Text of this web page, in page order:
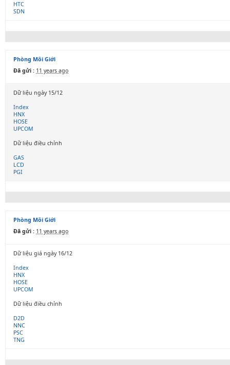
HTC
SDN
Phòng Môi Giới
Đã gửi : 11 years ago
Dữ liệu ngày 15/12
Index
HNX
HOSE
UPCOM
Dữ liệu điều chỉnh
GAS
LCD
PGI
Phòng Môi Giới
Đã gửi : 11 years ago
Dữ liệu giá ngày 16/12
Index
HNX
HOSE
UPCOM
Dữ liệu điều chỉnh
D2D
NNC
PSC
TNG